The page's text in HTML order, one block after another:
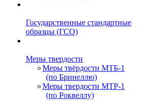
Государственные стандартные
образцы (ГСО)
Меры твердости
Меры твёрдости МТБ-1
(по Бринеллю)
Меры твердости МТР-1
(по Роквеллу)